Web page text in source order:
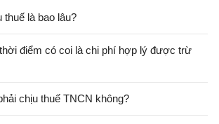
thuế là bao lâu?
điểm có coi là chi phí hợp lý được trừ
chịu thuế TNCN không?